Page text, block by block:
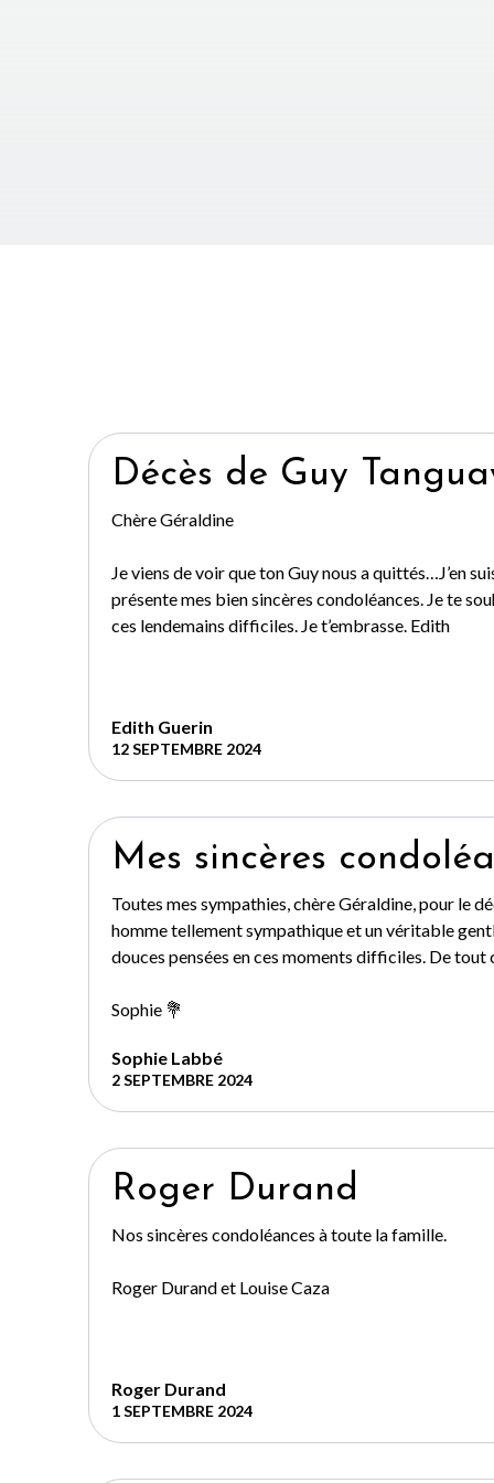
Décès de Guy
Chère Géraldine
Je viens de voir que ton Guy nous a quittés…J’en
présente mes bien sincères condoléances. Je te
ces lendemains difficiles. Je t’embrasse. Edith
Edith Guerin
12 SEPTEMBRE 2024
Mes sincères
Toutes mes sympathies, chère Géraldine, pour le
homme tellement sympathique et un véritable
douces pensées en ces moments difficiles. De
Sophie 💐
Sophie Labbé
2 SEPTEMBRE 2024
Roger Durand
Nos sincères condoléances à toute la famille.
Roger Durand et Louise Caza
Roger Durand
1 SEPTEMBRE 2024